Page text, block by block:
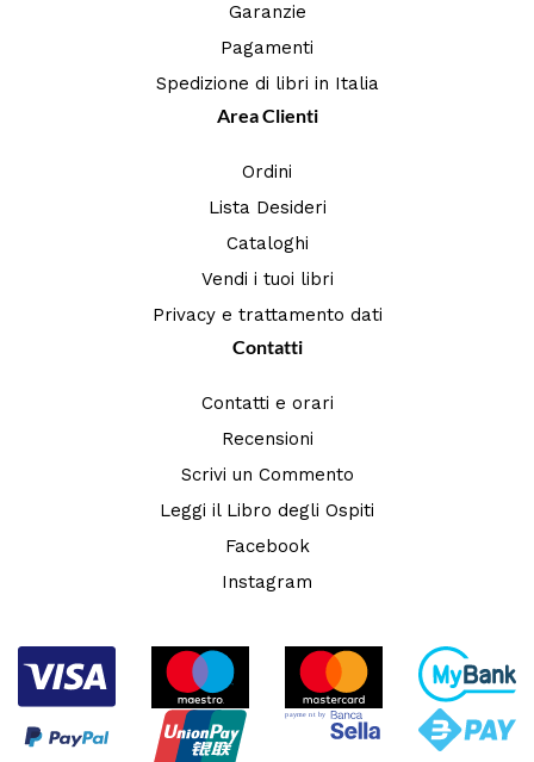
Garanzie
Pagamenti
Spedizione di libri in Italia
Area Clienti
Ordini
Lista Desideri
Cataloghi
Vendi i tuoi libri
Privacy e trattamento dati
Contatti
Contatti e orari
Recensioni
Scrivi un Commento
Leggi il Libro degli Ospiti
Facebook
Instagram